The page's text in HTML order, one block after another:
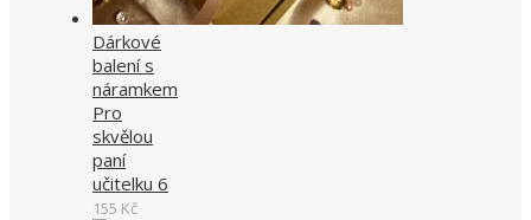
Dárkové
balení s
náramkem
Pro
skvělou
paní
učitelku 6
155 Kč